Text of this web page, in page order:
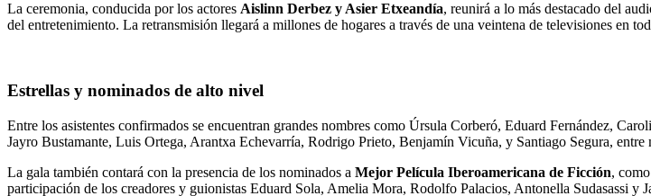
La ceremonia, conducida por los actores Aislinn Derbez y Asier Etxeandía, reunirá a lo más destacado del
del entretenimiento. La retransmisión llegará a millones de hogares a través de una veintena de televisiones en
Estrellas y nominados de alto nivel
Entre los asistentes confirmados se encuentran grandes nombres como Úrsula Corberó, Eduard Fernández,
Jayro Bustamante, Luis Ortega, Arantxa Echevarría, Rodrigo Prieto, Benjamín Vicuña, y Santiago Segura, entre
La gala también contará con la presencia de los nominados a Mejor Película Iberoamericana de Ficción, como
participación de los creadores y guionistas Eduard Sola, Amelia Mora, Rodolfo Palacios, Antonella Sudasassi y